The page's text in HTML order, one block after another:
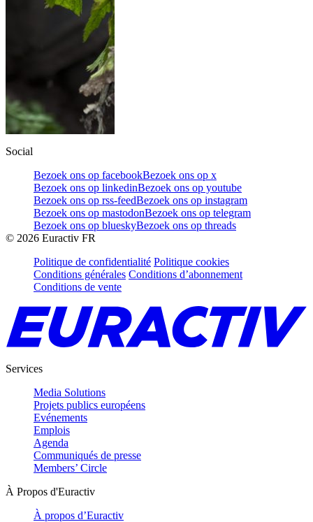
Social
Bezoek ons op facebookBezoek ons op x
Bezoek ons op linkedinBezoek ons op youtube
Bezoek ons op rss-feedBezoek ons op instagram
Bezoek ons op mastodonBezoek ons op telegram
Bezoek ons op blueskyBezoek ons op threads
© 2026 Euractiv FR
Politique de confidentialité Politique cookies
Conditions générales Conditions d’abonnement
Conditions de vente
Services
Media Solutions
Projets publics européens
Evénements
Emplois
Agenda
Communiqués de presse
Members’ Circle
À Propos d'Euractiv
À propos d’Euractiv